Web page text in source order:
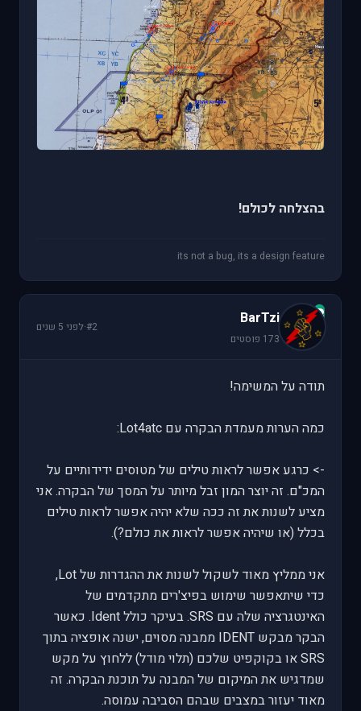
בהצלחה לכולם!
its not a bug, its a design feature
B
BarTzi
173 פוסטים
#2
·לפני 5 שנים
תודה על המשימה!
כמה הערות מעמדת הבקרה עם Lot4atc:
-> כרגע אפשר לראות טילים של מטוסים ידידותיים על
המכ"ם. זה יוצר המון זבל מיותר על המסך של הבקרה. אני
מציע לשנות את זה ככה שלא יהיה אפשר לראות טילים
בכלל (או שיהיה אפשר לראות את כולם?).
אני ממליץ מאוד לשקול לשנות את ההגדרות של Lot,
כדי שיתאפשר שימוש בפיצ'רים מתקדמים של
האינטגרציה שלה עם SRS. בעיקר כולל Ident. כאשר
הבקר מבקש IDENT ממבנה מסוים, ישנה אופציה בתוך
SRS או בקוקפיט שלכם (תלוי מודל) ללחוץ על מקש
שמדגיש את המיקום של המבנה על תוכנת הבקרה. זה
מאוד יעזור במצבים שבהם הסביבה עמוסה.